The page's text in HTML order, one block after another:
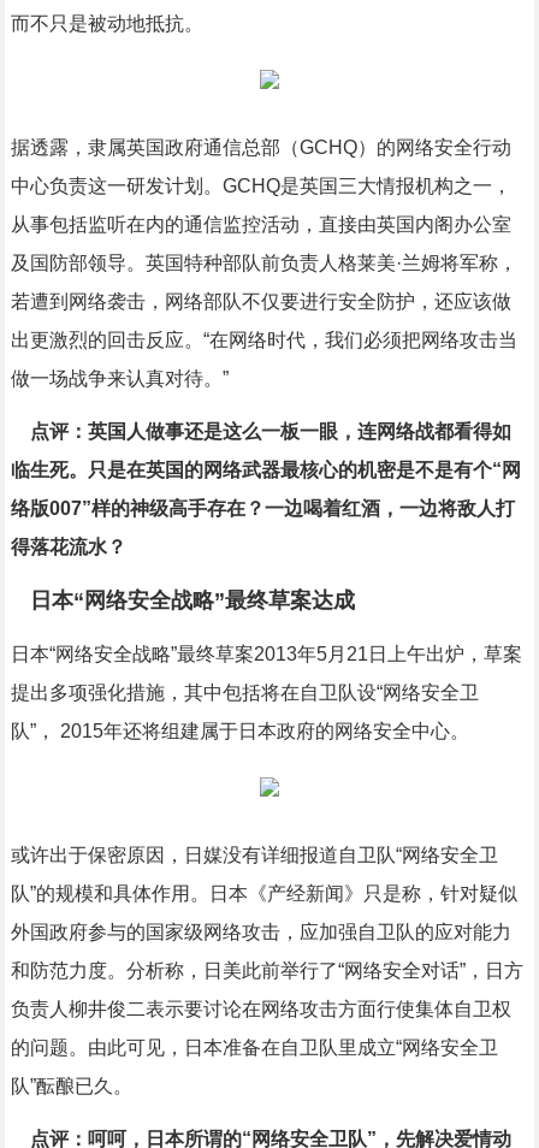
而不只是被动地抵抗。
据透露，隶属英国政府通信总部（GCHQ）的网络安全行动
中心负责这一研发计划。GCHQ是英国三大情报机构之一，
从事包括监听在内的通信监控活动，直接由英国内阁办公室
及国防部领导。英国特种部队前负责人格莱美·兰姆将军称，
若遭到网络袭击，网络部队不仅要进行安全防护，还应该做
出更激烈的回击反应。“在网络时代，我们必须把网络攻击当
做一场战争来认真对待。”
点评：英国人做事还是这么一板一眼，连网络战都看得如
临生死。只是在英国的网络武器最核心的机密是不是有个“网
络版007”样的神级高手存在？一边喝着红酒，一边将敌人打
得落花流水？
日本“网络安全战略”最终草案达成
日本“网络安全战略”最终草案2013年5月21日上午出炉，草案
提出多项强化措施，其中包括将在自卫队设“网络安全卫
队”， 2015年还将组建属于日本政府的网络安全中心。
或许出于保密原因，日媒没有详细报道自卫队“网络安全卫
队”的规模和具体作用。日本《产经新闻》只是称，针对疑似
外国政府参与的国家级网络攻击，应加强自卫队的应对能力
和防范力度。分析称，日美此前举行了“网络安全对话”，日方
负责人柳井俊二表示要讨论在网络攻击方面行使集体自卫权
的问题。由此可见，日本准备在自卫队里成立“网络安全卫
队”酝酿已久。
点评：呵呵，日本所谓的“网络安全卫队”，先解决爱情动